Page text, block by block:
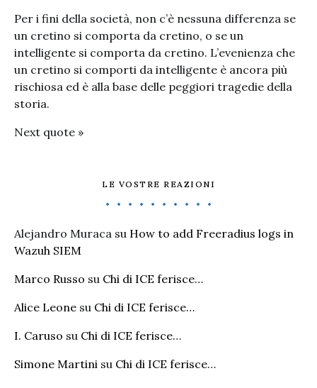
Per i fini della società, non c’è nessuna differenza se
un cretino si comporta da cretino, o se un
intelligente si comporta da cretino. L’evenienza che
un cretino si comporti da intelligente è ancora più
rischiosa ed è alla base delle peggiori tragedie della
storia.
Next quote »
LE VOSTRE REAZIONI
Alejandro Muraca su How to add Freeradius logs in
Wazuh SIEM
Marco Russo su Chi di ICE ferisce…
Alice Leone su Chi di ICE ferisce…
I. Caruso su Chi di ICE ferisce…
Simone Martini su Chi di ICE ferisce…